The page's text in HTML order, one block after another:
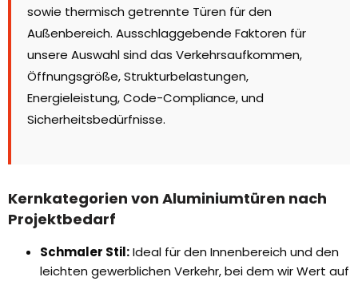
sowie thermisch getrennte Türen für den
Außenbereich. Ausschlaggebende Faktoren für
unsere Auswahl sind das Verkehrsaufkommen,
Öffnungsgröße, Strukturbelastungen,
Energieleistung, Code-Compliance, und
Sicherheitsbedürfnisse.
Kernkategorien von Aluminiumtüren nach
Projektbedarf
Schmaler Stil:Ideal für den Innenbereich und den
leichten gewerblichen Verkehr, bei dem wir Wert auf